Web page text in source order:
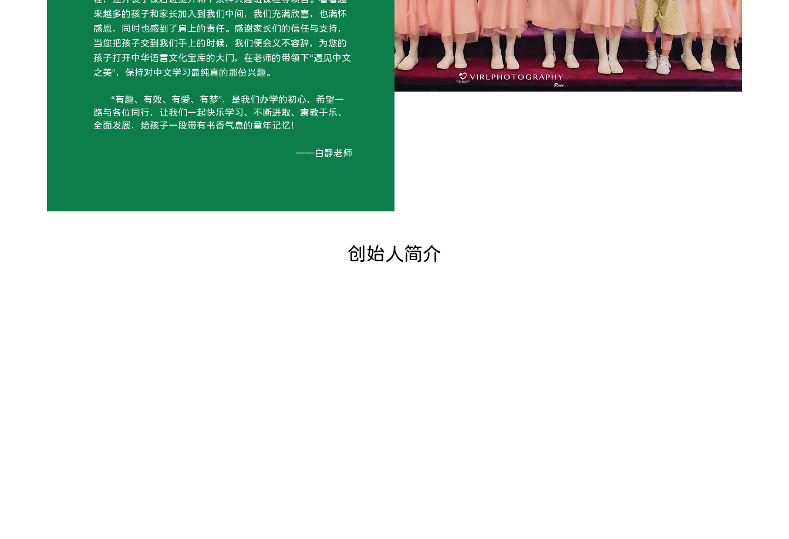
来越多的孩子和家长加入到我们中间，我们充满欣喜，也满怀
感恩，同时也感到了肩上的责任。感谢家长们的信任与支持，
当您把孩子交到我们手上的时候，我们便会义不容辞，为您的
孩子打开中华语言文化宝库的大门，在老师的带领下“遇见中文
之美”，保持对中文学习最纯真的那份兴趣。
“有趣、有效、有爱、有梦”，是我们办学的初心，希望一
路与各位同行，让我们一起快乐学习、不断进取、寓教于乐、
全面发展，给孩子一段带有书香气息的童年记忆！
​ ——白静老师
创始人简介